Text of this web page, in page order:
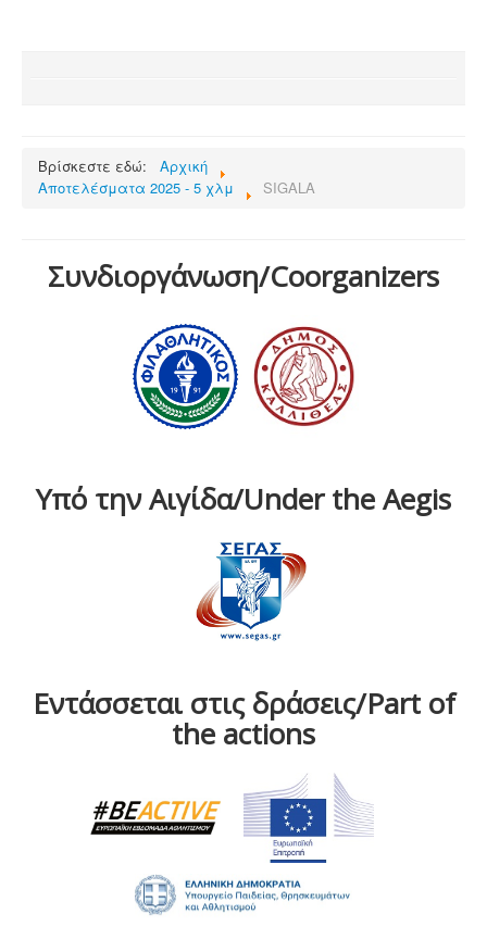
Βρίσκεστε εδώ:
Αρχική
Αποτελέσματα 2025 - 5 χλμ
SIGALA
Συνδιοργάνωση/Coorganizers
Υπό την Αιγίδα/Under the Aegis
Εντάσσεται στις δράσεις/Part of
the actions